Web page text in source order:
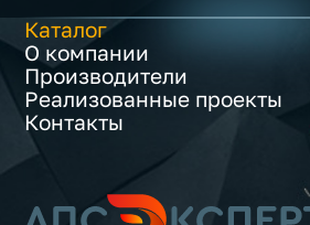
Каталог
О компании
Производители
Реализованные проекты
Контакты